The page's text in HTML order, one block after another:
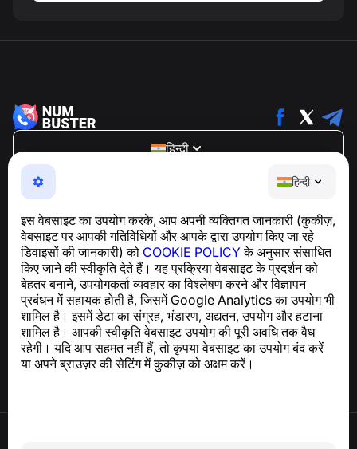
हिन्दी
इस वेबसाइट का उपयोग करके, आप अपनी व्यक्तिगत जानकारी (कुकीज़,
वेबसाइट पर आपकी गतिविधियों और आपके द्वारा उपयोग किए जा रहे
डिवाइसों की जानकारी) को COOKIE POLICYके अनुसार संसाधित
किए जाने की स्वीकृति देते हैं। यह प्रक्रिया वेबसाइट के प्रदर्शन को
बेहतर बनाने, उपयोगकर्ता व्यवहार का विश्लेषण करने और विज्ञापन
प्रबंधन में सहायक होती है, जिसमें Google Analytics का उपयोग भी
शामिल है। इसमें डेटा का संग्रह, भंडारण, अद्यतन, उपयोग और हटाना
शामिल है। आपकी स्वीकृति वेबसाइट उपयोग की पूरी अवधि तक वैध
रहेगी। यदि आप सहमत नहीं हैं, तो कृपया वेबसाइट का उपयोग बंद करें
या अपने ब्राउज़र की सेटिंग में कुकीज़ को अक्षम करें।
हिन्दी
NumBuster © 2013—2026 ·
support@numbuster.com
एक उपयोग में आसान ऐप जो आपको फोन घोटालों, स्पैम और अवांछित संदेशों
GDPR अनुपालन से संबंधित पूछताछ के लिए:
support@numbuster.com
सहायता केंद्र
समाचार और लेख
परियोजना के बारे में
संपर्क